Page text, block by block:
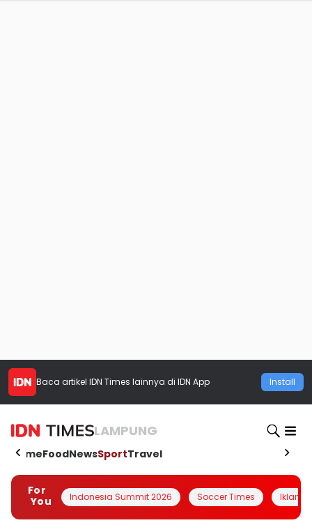
Baca artikel IDN Times lainnya di IDN App Install
LAMPUNG
HomeFoodNewsSportTravel
For
You
Indonesia Summit 2026 Soccer Times Iklanin